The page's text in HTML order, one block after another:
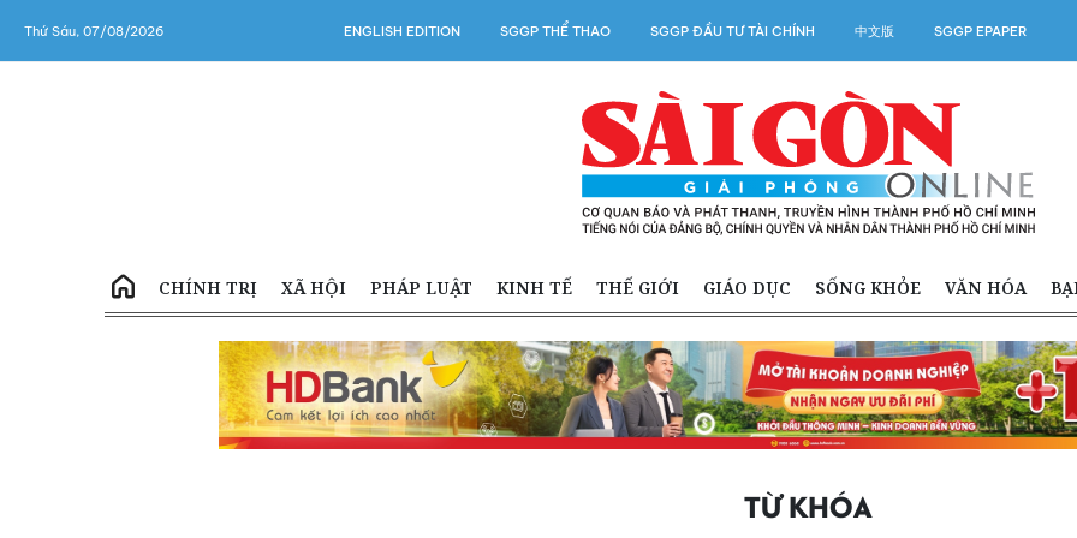
Thứ Sáu, 07/08/2026 ENGLISH EDITION SGGP THỂ THAO SGGP ĐẦU TƯ TÀI CHÍNH 中文版 SGGP EPAPER
CHÍNH TRỊ XÃ HỘI PHÁP LUẬT KINH TẾ THẾ GIỚI GIÁO DỤC SỐNG KHỎE VĂN HÓA
TỪ KHÓA